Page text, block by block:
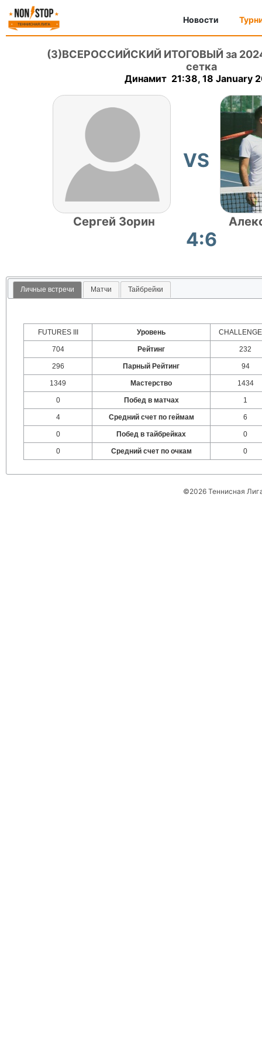
Новости
(3)ВСЕРОССИЙСКИЙ ИТОГОВЫЙ за
сетка
Динамит 21:38, 18 January
Сергей Зорин
VS
4:6
Личные встречи Матчи Тайбрейки
FUTURES III Уровень
704 Рейтинг 232
296 Парный Рейтинг 94
1349 Мастерство 1434
0 Побед в матчах 1
4 Средний счет по геймам 6
0 Побед в тайбрейках 0
0 Средний счет по очкам 0
©2026 Теннисная